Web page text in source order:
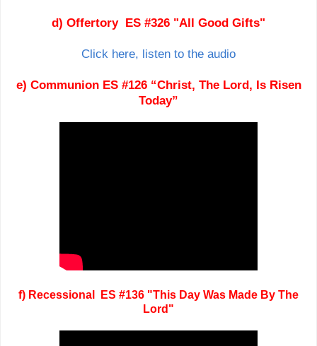
d) Offertory ES #326 "All Good Gifts"
Click here, listen to the audio
e) Communion ES #126 “Christ, The Lord, Is Risen
Today”
f) Recessional ES #136 "This Day Was Made By The
Lord"